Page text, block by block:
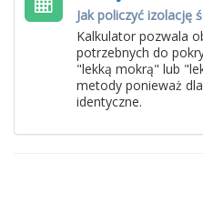
Jak policzyć izolację
Kalkulator pozwala
potrzebnych do
"lekką mokrą" lub
metody ponieważ
identyczne.